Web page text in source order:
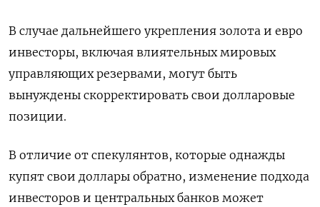
В случае дальнейшего укрепления золота и евро
инвесторы, включая влиятельных мировых
управляющих резервами, могут быть
вынуждены скорректировать свои долларовые
позиции.
В отличие от спекулянтов, которые однажды
купят свои доллары обратно, изменение подхода
инвесторов и центральных банков может